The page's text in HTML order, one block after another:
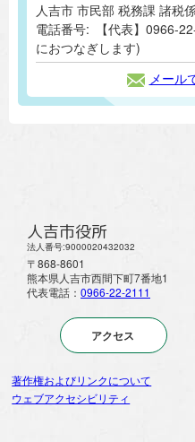
人吉市 市民部 税務課 諸税
電話番号:
【代表】0966-
におつなぎします)
メール
人吉市役所
法人番号:9000020432032
〒868-8601
熊本県人吉市西間下町7番地1
代表電話： 0966-22-2111
アクセス
著作権およびリンクについて
ウェブアクセシビリティ